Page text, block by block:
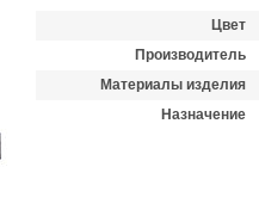
Цвет
Производитель
Материалы изделия
Назначение